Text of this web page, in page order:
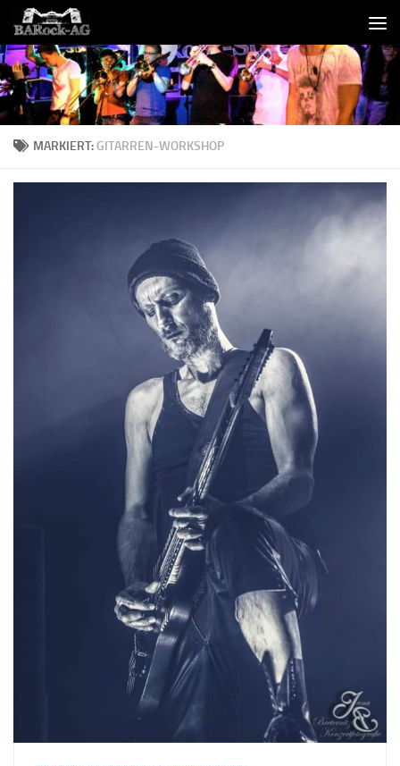
Skip to content
MARKIERT: GITARREN-WORKSHOP